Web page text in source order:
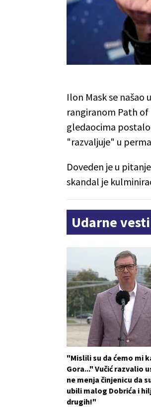
Ilon Mask se
rangiranom Path of
gledaocima
"razvaljuje" u
Doveden je u
skandal je
Udarne vesti
"Mislili su da ćemo mi
Gora..." Vučić razvalio
ne menja činjenicu da
ubili malog Dobrića i
drugih!"